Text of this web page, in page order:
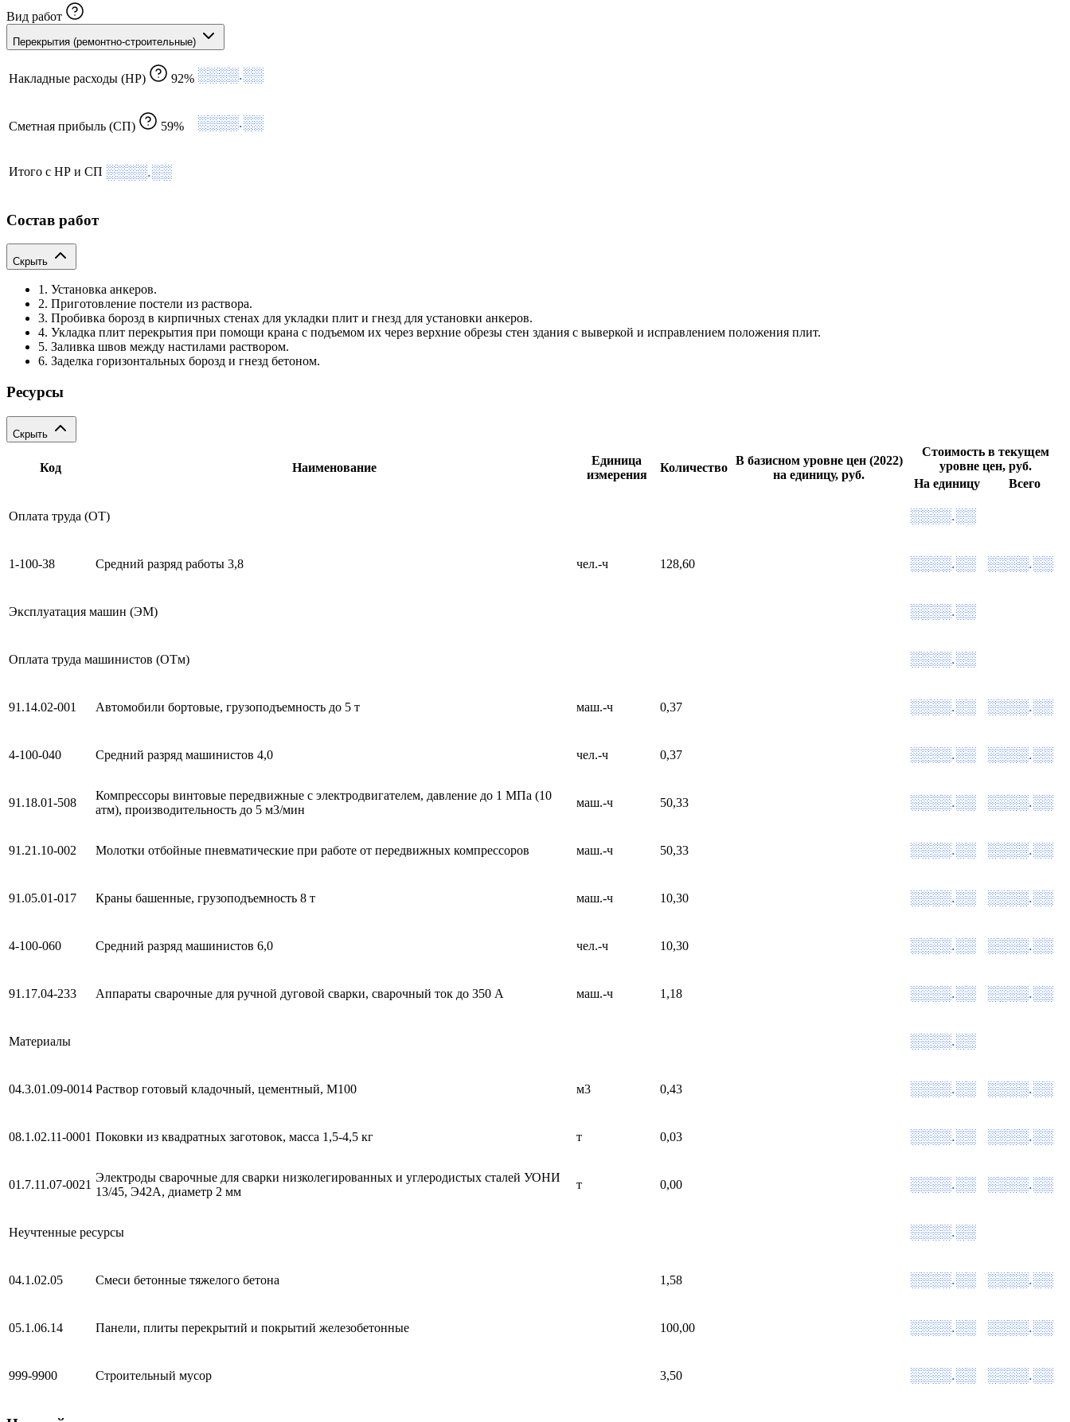
Вид работ
Перекрытия (ремонтно-строительные)
Накладные расходы (НР) 92% ░░░░.░░
Сметная прибыль (СП) 59% ░░░░.░░
Итого с НР и СП ░░░░.░░
Состав работ
Скрыть
1. Установка анкеров.
2. Приготовление постели из раствора.
3. Пробивка борозд в кирпичных стенах для укладки плит и гнезд для установки анкеров.
4. Укладка плит перекрытия при помощи крана с подъемом их через верхние обрезы стен здания с выверкой и исправлением положения плит.
5. Заливка швов между настилами раствором.
6. Заделка горизонтальных борозд и гнезд бетоном.
Ресурсы
Скрыть
Код Наименование
Единица
измерения
Количество
В базисном уровне цен (2022)
на единицу, руб.
Стоимость в текущем
уровне цен, руб.
На единицу
Всего
Оплата труда (ОТ) ░░░░.░░
1-100-38 Средний разряд работы 3,8 чел.-ч 128,60 ░░░░.░░ ░░░░.░░
Эксплуатация машин (ЭМ) ░░░░.░░
Оплата труда машинистов (ОТм) ░░░░.░░
91.14.02-001 Автомобили бортовые, грузоподъемность до 5 т маш.-ч 0,37 ░░░░.░░ ░░░░.░░
4-100-040 Средний разряд машинистов 4,0 чел.-ч 0,37 ░░░░.░░ ░░░░.░░
91.18.01-508
Компрессоры винтовые передвижные с электродвигателем, давление до 1 МПа (10
атм), производительность до 5 м3/мин
маш.-ч 50,33 ░░░░.░░ ░░░░.░░
91.21.10-002 Молотки отбойные пневматические при работе от передвижных компрессоров маш.-ч 50,33 ░░░░.░░ ░░░░.░░
91.05.01-017 Краны башенные, грузоподъемность 8 т маш.-ч 10,30 ░░░░.░░ ░░░░.░░
4-100-060 Средний разряд машинистов 6,0 чел.-ч 10,30 ░░░░.░░ ░░░░.░░
91.17.04-233 Аппараты сварочные для ручной дуговой сварки, сварочный ток до 350 А маш.-ч 1,18 ░░░░.░░ ░░░░.░░
Материалы ░░░░.░░
04.3.01.09-0014 Раствор готовый кладочный, цементный, М100 м3 0,43 ░░░░.░░ ░░░░.░░
08.1.02.11-0001 Поковки из квадратных заготовок, масса 1,5-4,5 кг т 0,03 ░░░░.░░ ░░░░.░░
01.7.11.07-0021
Электроды сварочные для сварки низколегированных и углеродистых сталей УОНИ
13/45, Э42А, диаметр 2 мм
т 0,00 ░░░░.░░ ░░░░.░░
Неучтенные ресурсы ░░░░.░░
04.1.02.05 Смеси бетонные тяжелого бетона 1,58 ░░░░.░░ ░░░░.░░
05.1.06.14 Панели, плиты перекрытий и покрытий железобетонные 100,00 ░░░░.░░ ░░░░.░░
999-9900 Строительный мусор 3,50 ░░░░.░░ ░░░░.░░